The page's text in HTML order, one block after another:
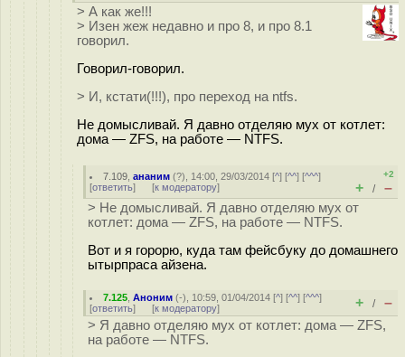
> А как же!!!
> Изен жеж недавно и про 8, и про 8.1
говорил.
Говорил-говорил.
> И, кстати(!!!), про переход на ntfs.
Не домысливай. Я давно отделяю мух от котлет:
дома — ZFS, на работе — NTFS.
7.109 ,ананим (?), 14:00, 29/03/2014 [^] [^^] [^^^]
[ответить] [к модератору]
+2
+ / –
> Не домысливай. Я давно отделяю мух от
котлет: дома — ZFS, на работе — NTFS.
Вот и я горорю, куда там фейсбуку до домашнего
ытырпраса айзена.
7.125 ,Аноним (-), 10:59, 01/04/2014 [^] [^^] [^^^]
[ответить] [к модератору] + / –
> Я давно отделяю мух от котлет: дома — ZFS,
на работе — NTFS.